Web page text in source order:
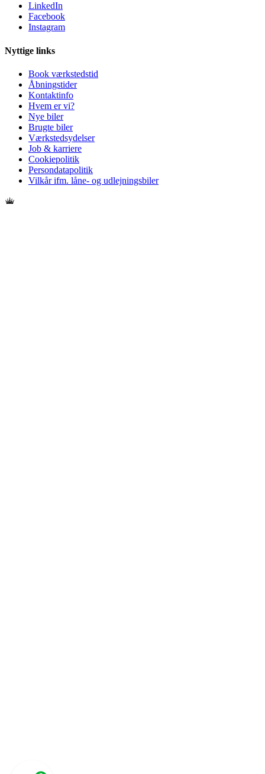
LinkedIn
Facebook
Instagram
Nyttige links
Book værkstedstid
Åbningstider
Kontaktinfo
Hvem er vi?
Nye biler
Brugte biler
Værkstedsydelser
Job & karriere
Cookiepolitik
Persondatapolitik
Vilkår ifm. låne- og udlejningsbiler